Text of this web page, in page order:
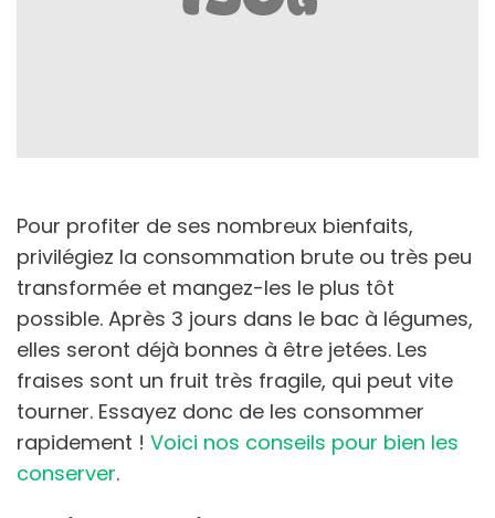
Pour profiter de ses nombreux bienfaits,
privilégiez la consommation brute ou très peu
transformée et mangez-les le plus tôt
possible. Après 3 jours dans le bac à légumes,
elles seront déjà bonnes à être jetées. Les
fraises sont un fruit très fragile, qui peut vite
tourner. Essayez donc de les consommer
rapidement ! Voici nos conseils pour bien les
conserver.